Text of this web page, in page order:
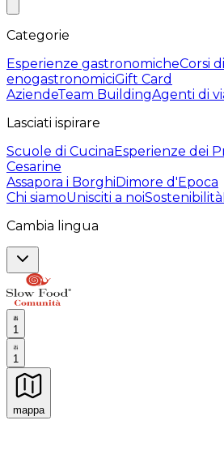
Categorie
Esperienze gastronomicheCorsi
enogastronomiciGift Card
AziendeTeam BuildingAgenti di
Lasciati ispirare
Scuole di CucinaEsperienze dei
Cesarine
Assapora i BorghiDimore d'Epoca
Chi siamoUnisciti a noiSostenibilità
Cambia lingua
1
1
mappa
Esperienze culinarie